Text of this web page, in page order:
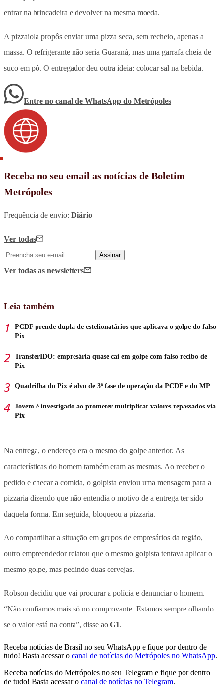
entrar na brincadeira e devolver na mesma moeda.
A pizzaiola propôs enviar uma pizza seca, sem recheio, apenas a
massa. O refrigerante não seria Guaraná, mas uma garrafa cheia de
suco em pó. O entregador deu outra ideia: colocar sal na bebida.
Entre no canal de WhatsApp do Metrópoles
Receba no seu email as notícias de Boletim
Metrópoles
Frequência de envio: Diário
Ver todas
Assinar
Ver todas as newsletters
Leia também
PCDF prende dupla de estelionatários que aplicava o golpe do falso
Pix
TransferIDO: empresária quase cai em golpe com falso recibo de
Pix
Quadrilha do Pix é alvo de 3ª fase de operação da PCDF e do MP
Jovem é investigado ao prometer multiplicar valores repassados via
Pix
Na entrega, o endereço era o mesmo do golpe anterior. As
características do homem também eram as mesmas. Ao receber o
pedido e checar a comida, o golpista enviou uma mensagem para a
pizzaria dizendo que não entendia o motivo de a entrega ter sido
daquela forma. Em seguida, bloqueou a pizzaria.
Ao compartilhar a situação em grupos de empresários da região,
outro empreendedor relatou que o mesmo golpista tentava aplicar o
mesmo golpe, mas pedindo duas cervejas.
Robson decidiu que vai procurar a polícia e denunciar o homem.
“Não confiamos mais só no comprovante. Estamos sempre olhando
se o valor está na conta”, disse ao G1.
Receba notícias de Brasil no seu WhatsApp e fique por dentro de
tudo! Basta acessar o canal de notícias do Metrópoles no WhatsApp.
Receba notícias do Metrópoles no seu Telegram e fique por dentro
de tudo! Basta acessar o canal de notícias no Telegram.